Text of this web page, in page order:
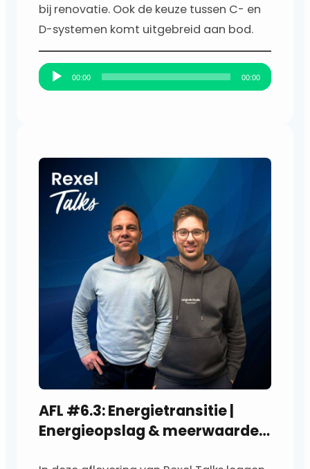
bij renovatie. Ook de keuze tussen C- en
D-systemen komt uitgebreid aan bod.
A
u
00:00 00:00
AFL #6.3: Energietransitie |
Energieopslag & meerwaarde